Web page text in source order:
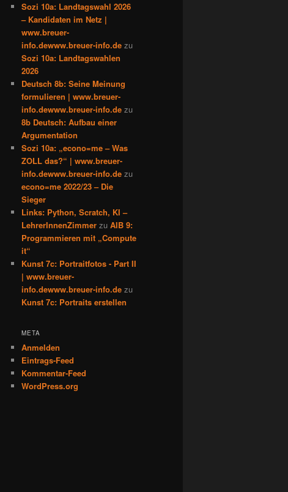
Sozi 10a: Landtagswahl 2026
– Kandidaten im Netz |
www.breuer-
info.dewww.breuer-info.de zu
Sozi 10a: Landtagswahlen
2026
Deutsch 8b: Seine Meinung
formulieren | www.breuer-
info.dewww.breuer-info.de zu
8b Deutsch: Aufbau einer
Argumentation
Sozi 10a: „econo=me – Was
ZOLL das?“ | www.breuer-
info.dewww.breuer-info.de zu
econo=me 2022/23 – Die
Sieger
Links: Python, Scratch, KI –
LehrerInnenZimmer zu AIB 9:
Programmieren mit „Compute
it“
Kunst 7c: Portraitfotos - Part II
| www.breuer-
info.dewww.breuer-info.de zu
Kunst 7c: Portraits erstellen
META
Anmelden
Eintrags-Feed
Kommentar-Feed
WordPress.org